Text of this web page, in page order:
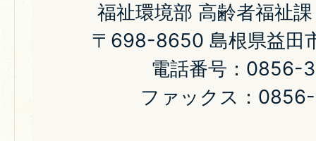
福祉環境部 高齢者福祉
〒698-8650 島根県益田
電話番号：0856-
ファックス：